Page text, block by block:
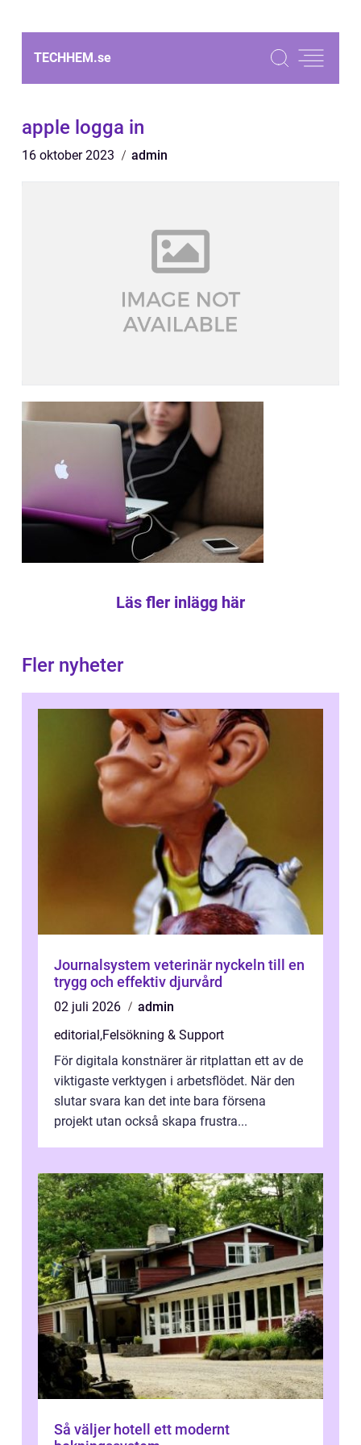
TECHHEM.se
apple logga in
16 oktober 2023 admin
Läs fler inlägg här
Fler nyheter
Journalsystem veterinär nyckeln till en
trygg och effektiv djurvård
02 juli 2026
admin
editorial,Felsökning & Support
För digitala konstnärer är ritplattan ett av de
viktigaste verktygen i arbetsflödet. När den
slutar svara kan det inte bara försena
projekt utan också skapa frustra...
Så väljer hotell ett modernt